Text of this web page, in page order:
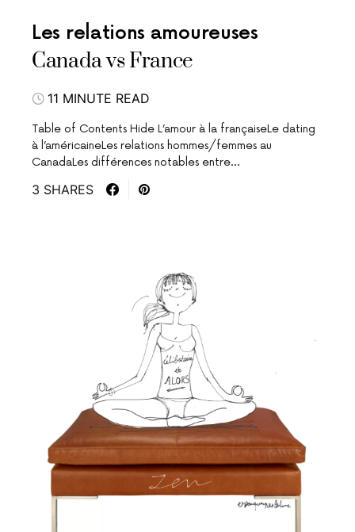
Les relations amoureuses
Canada vs France
11 MINUTE READ
Table of Contents Hide L’amour à la françaiseLe dating
à l’américaineLes relations hommes/femmes au
CanadaLes différences notables entre…
3 SHARES